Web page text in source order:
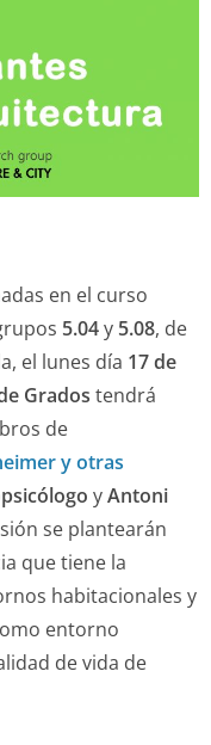
en el curso
5.04y 5.08, de
el lunes día 17 de
Grados tendrá
de
y otras
yAntoni
se plantearán
que tiene la
habitacionales y
entorno
de vida de